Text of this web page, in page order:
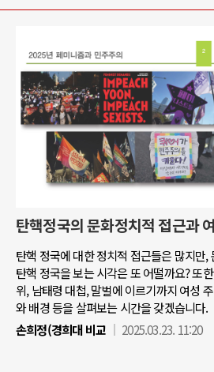
탄핵정국의 문화정치적 접근과
탄핵 정국에 대한 정치적 접근들은 많지만
탄핵 정국을 보는 시각은 또 어떨까요? 또
위, 남태령 대첩, 말벌에 이르기까지 여성
와 배경 등을 살펴보는 시간을 갖겠습니다.
손희정(경희대 비교
2025.03.23. 11:20